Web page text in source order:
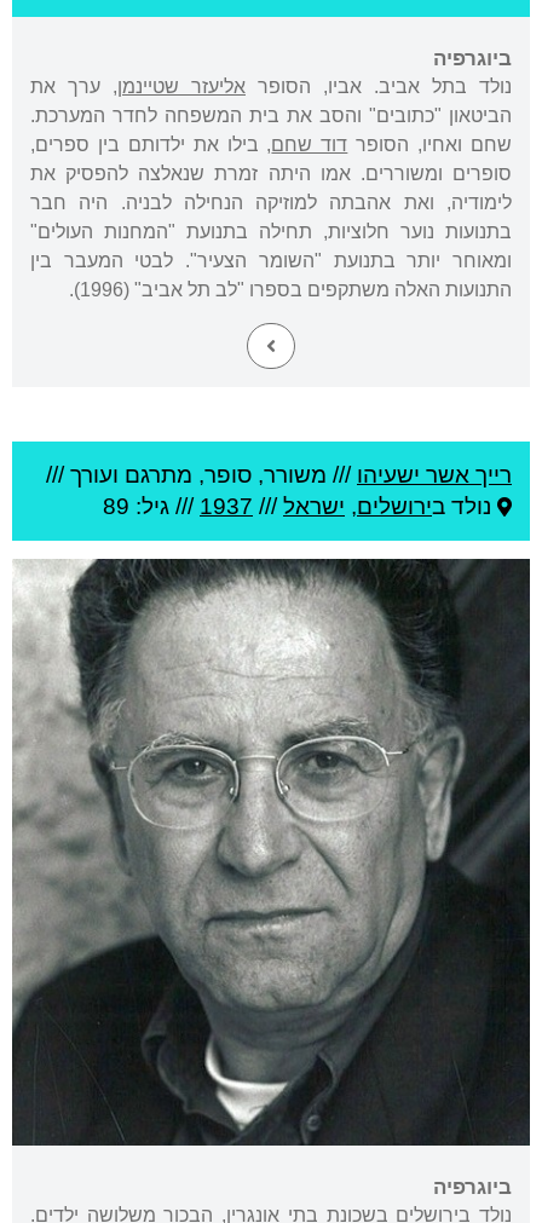
ביוגרפיה
נולד בתל אביב. אביו, הסופר אליעזר שטיינמן, ערך את
הביטאון "כתובים" והסב את בית המשפחה לחדר המערכת.
שחם ואחיו, הסופר דוד שחם, בילו את ילדותם בין ספרים,
סופרים ומשוררים. אמו היתה זמרת שנאלצה להפסיק את
לימודיה, ואת אהבתה למוזיקה הנחילה לבניה. היה חבר
בתנועות נוער חלוציות, תחילה בתנועת "המחנות העולים"
ומאוחר יותר בתנועת "השומר הצעיר". לבטי המעבר בין
התנועות האלה משתקפים בספרו "לב תל אביב" (1996).
רייך אשר ישעיהו /// משורר, סופר, מתרגם ועורך ///
נולד בירושלים, ישראל///
1937 /// גיל: 89
ביוגרפיה
נולד בירושלים בשכונת בתי אונגרין, הבכור משלושה ילדים.